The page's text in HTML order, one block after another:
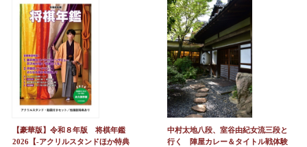
【豪華版】令和８年版 将棋年鑑
2026【-アクリルスタンドほか特典
中村太地八段、室谷由紀女流三段と
行く 陣屋カレー＆タイトル戦体験